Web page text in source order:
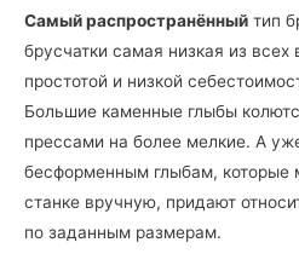
Самый распространённый тип
брусчатки самая низкая из всех
простотой и низкой
Большие каменные глыбы
прессами на более мелкие. А
бесформенным глыбам, которые
станке вручную, придают
по заданным размерам.